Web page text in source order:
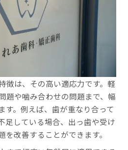
徴は、その高い適応力です。軽
題や噛み合わせの問題まで、幅
す。例えば、歯が重なり合って
足している場合、出っ歯や受け
改善することができます。